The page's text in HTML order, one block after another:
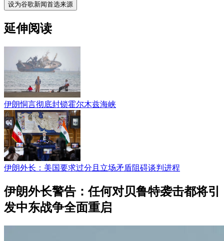
设为谷歌新闻首选来源
延伸阅读
伊朗恫言彻底封锁霍尔木兹海峡
伊朗外长：美国要求过分且立场矛盾阻碍谈判进程
伊朗外长警告：任何对贝鲁特袭击都将引
发中东战争全面重启